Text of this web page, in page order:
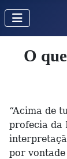
O
“Acima de
profecia da
por vontade